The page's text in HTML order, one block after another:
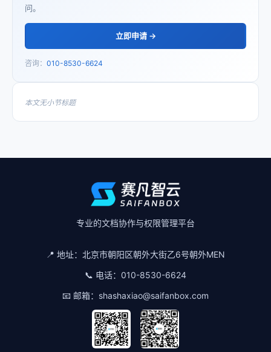
问。
立即申请 →
咨询： 010-8530-6624
本文无小节标题
专业的文档协作与权限管理平台
📍 地址： 北京市朝阳区朝外大街乙6号朝外MEN
📞 电话： 010-8530-6624
📧 邮箱： shashaxiao@saifanbox.com